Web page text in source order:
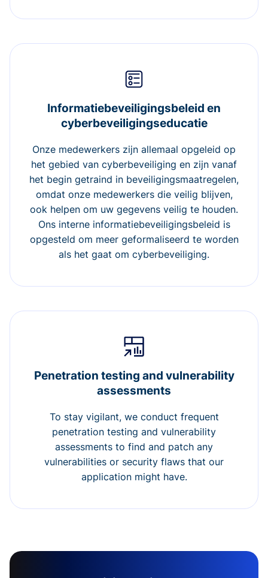
Informatiebeveiligingsbeleid en
cyberbeveiligingseducatie
Onze medewerkers zijn allemaal opgeleid op
het gebied van cyberbeveiliging en zijn vanaf
het begin getraind in beveiligingsmaatregelen,
omdat onze medewerkers die veilig blijven,
ook helpen om uw gegevens veilig te houden.
Ons interne informatiebeveiligingsbeleid is
opgesteld om meer geformaliseerd te worden
als het gaat om cyberbeveiliging.
Penetration testing and vulnerability
assessments
To stay vigilant, we conduct frequent
penetration testing and vulnerability
assessments to find and patch any
vulnerabilities or security flaws that our
application might have.